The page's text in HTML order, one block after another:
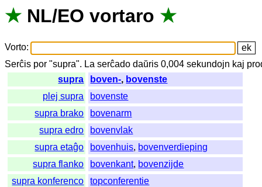
★ NL/EO vortaro ★
Vorto:
Serĉis por "supra". La serĉado daŭris 0,004sekundojn kaj
supra
boven-, bovenste
plej supra
bovenste
supra brako
bovenarm
supra edro
bovenvlak
supra etaĝo
bovenhuis, bovenverdieping
supra flanko
bovenkant, bovenzijde
supra konferenco
topconferentie